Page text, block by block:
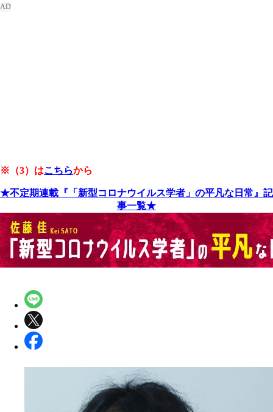
※（3）はこちらから
★不定期連載『「新型コロナウイルス学者」の平凡な日常』記
事一覧★